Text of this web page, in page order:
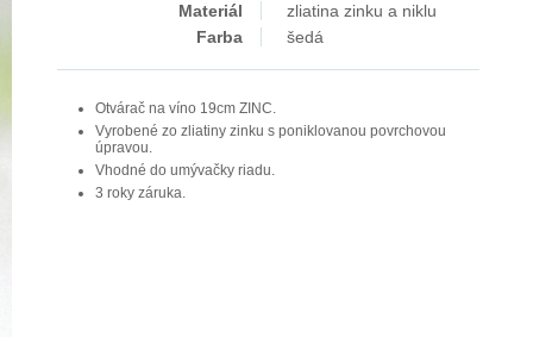
Materiál
zliatina zinku a niklu
Farba
šedá
Otvárač na víno 19cm ZINC.
Vyrobené zo zliatiny zinku s poniklovanou povrchovou
úpravou.
Vhodné do umývačky riadu.
3 roky záruka.